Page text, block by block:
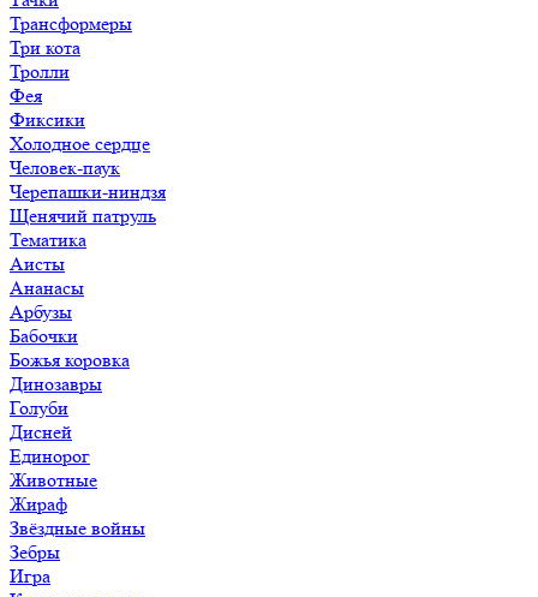
Трансформеры
Три кота
Тролли
Фея
Фиксики
Холодное сердце
Человек-паук
Черепашки-ниндзя
Щенячий патруль
Тематика
Аисты
Ананасы
Арбузы
Бабочки
Божья коровка
Динозавры
Голуби
Дисней
Единорог
Животные
Жираф
Звёздные войны
Зебры
Игра